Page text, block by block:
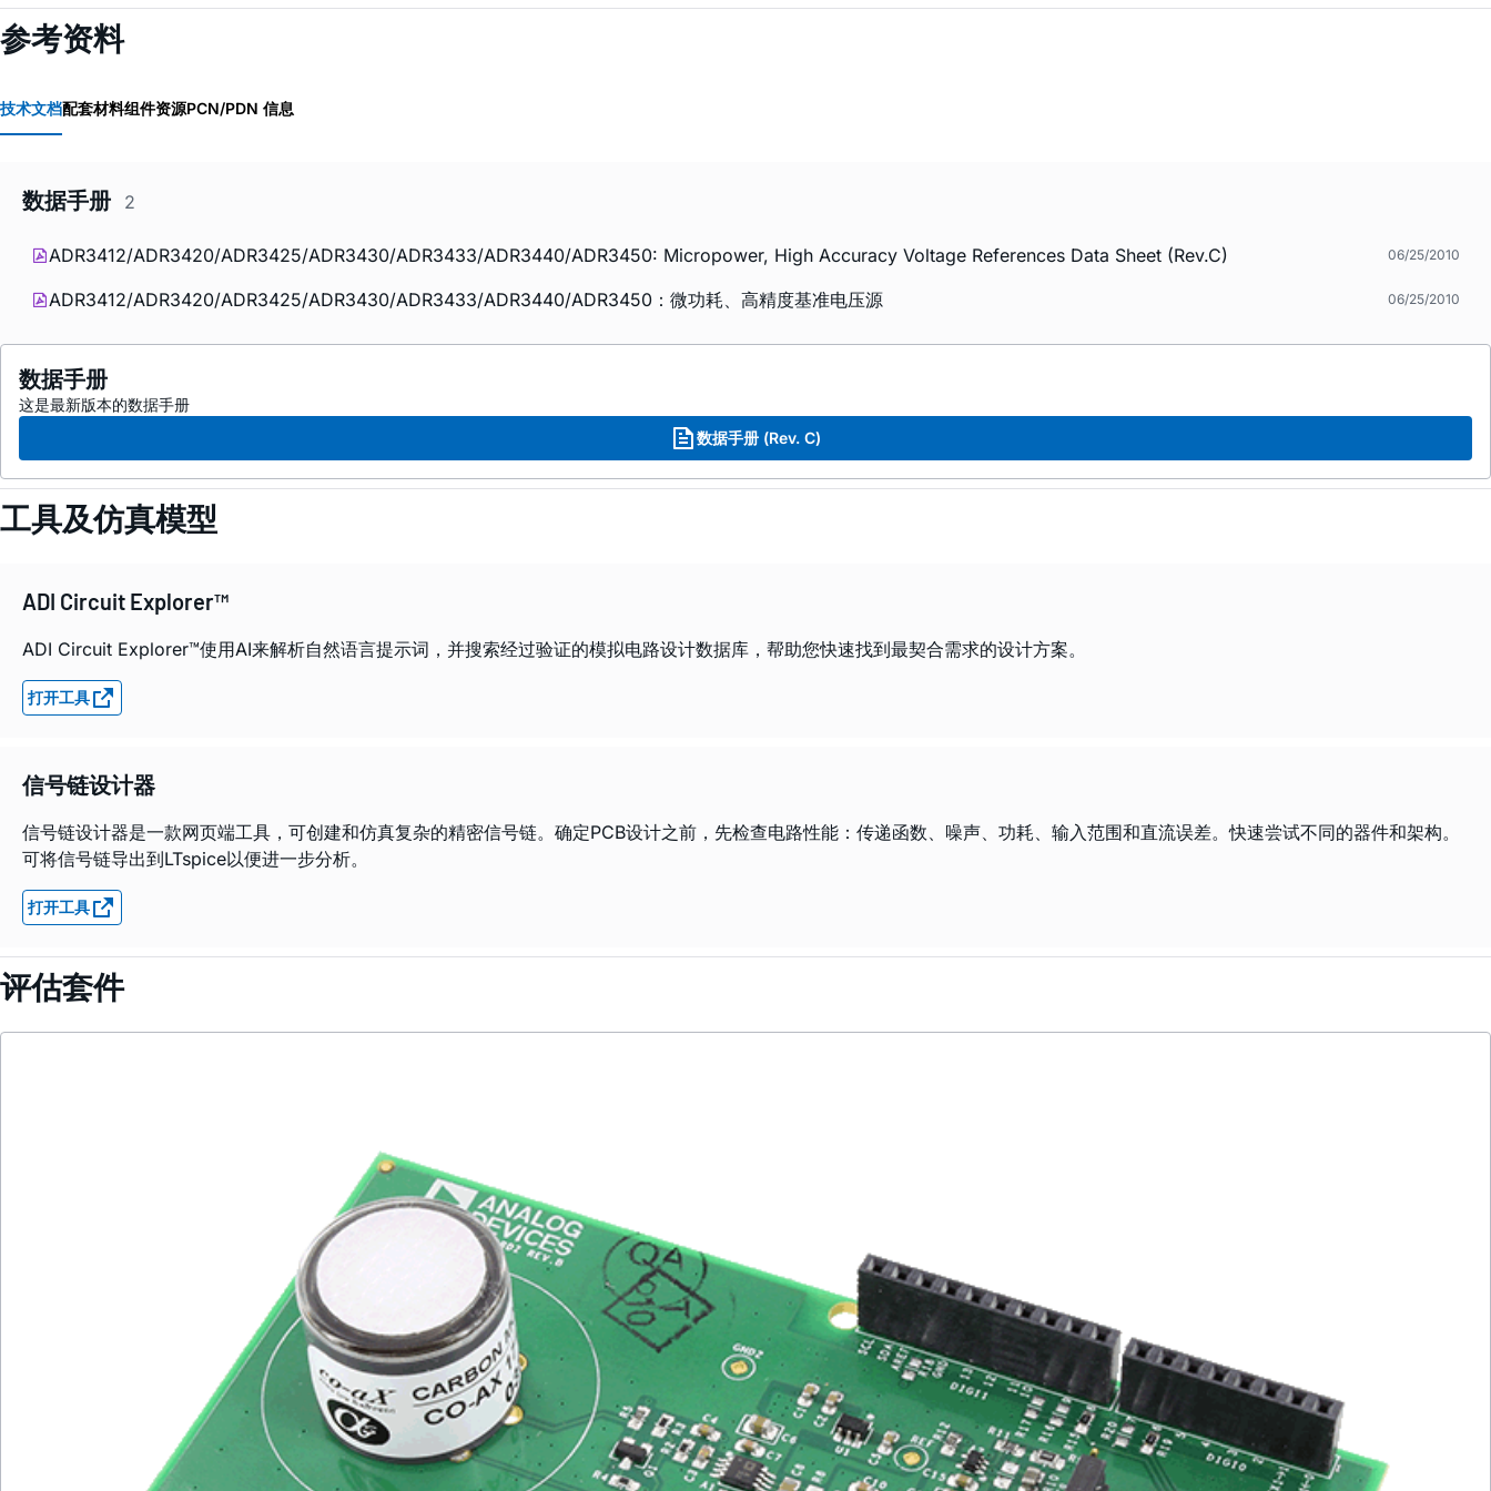
参考资料
技术文档配套材料组件资源PCN/PDN 信息
数据手册 2
ADR3412/ADR3420/ADR3425/ADR3430/ADR3433/ADR3440/ADR3450: Micropower, High Accuracy Voltage References Data Sheet (Rev.C) 06/25/2010
ADR3412/ADR3420/ADR3425/ADR3430/ADR3433/ADR3440/ADR3450：微功耗、高精度基准电压源 06/25/2010
数据手册
这是最新版本的数据手册
数据手册 (Rev. C)
工具及仿真模型
ADI Circuit Explorer™
ADI Circuit Explorer™使用AI来解析自然语言提示词，并搜索经过验证的模拟电路设计数据库，帮助您快速找到最契合需求的设计方案。
打开工具
信号链设计器
信号链设计器是一款网页端工具，可创建和仿真复杂的精密信号链。确定PCB设计之前，先检查电路性能：传递函数、噪声、功耗、输入范围和直流误差。快速尝试不同的器件和架构。
可将信号链导出到LTspice以便进一步分析。
打开工具
评估套件